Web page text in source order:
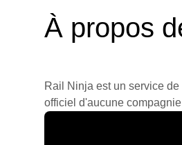
À propos
Rail Ninja est un service
officiel d'aucune